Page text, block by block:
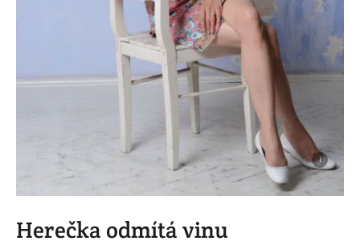
i
Herečka odmítá vinu